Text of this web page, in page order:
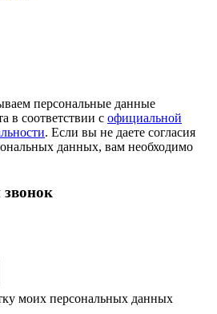
персональные данные
в соответствии с официальной
. Если вы не даете согласия
данных, вам необходимо
моих персональных данных